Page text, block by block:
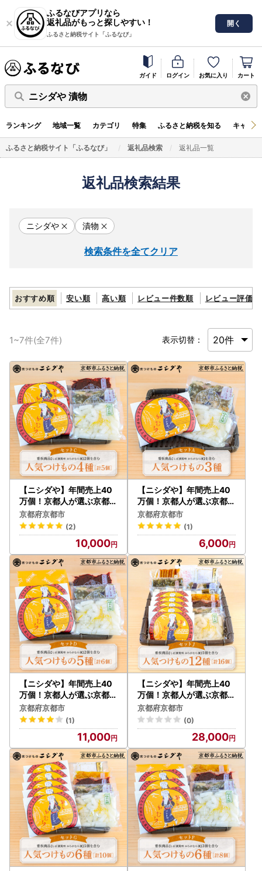
ふるなびアプリなら
返礼品がもっと探しやすい！
ふるさと納税サイト「ふるなび」
開く
ガイド ログイン お気に入り カート
ニシダや 漬物
ランキング 地域一覧 カテゴリ 特集 ふるさと納税を知る キャン
ふるさと納税サイト「ふるなび」 返礼品検索 返礼品一覧
返礼品検索結果
ニシダや 漬物
検索条件を全てクリア
おすすめ順 安い順 高い順 レビュー件数順 レビュー評価順
1~7件(全7件) 表示切替：
【ニシダや】年間売上40
万個！京都人が選ぶ京都土
産第3位の【おらがむら漬
】が入ったセットC ギフト
包装
京都府京都市
(2)
10,000
【ニシダや】年間売上40
万個！京都人が選ぶ京都土
産第3位の【おらがむら漬
】が入ったセットA ギフト
包装
京都府京都市
(1)
6,000
【ニシダや】年間売上40
万個！京都人が選ぶ京都土
産第3位の【おらがむら漬
】が入ったセットD ギフト
包装
京都府京都市
(1)
11,000
【ニシダや】年間売上40
万個！京都人が選ぶ京都土
産第3位の【おらがむら漬
】が入ったセットJ ギフト
包装
京都府京都市
(0)
28,000